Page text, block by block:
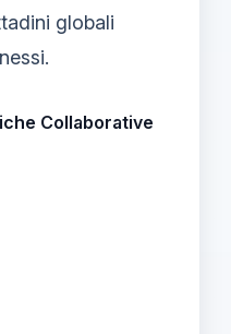
globali
Collaborative